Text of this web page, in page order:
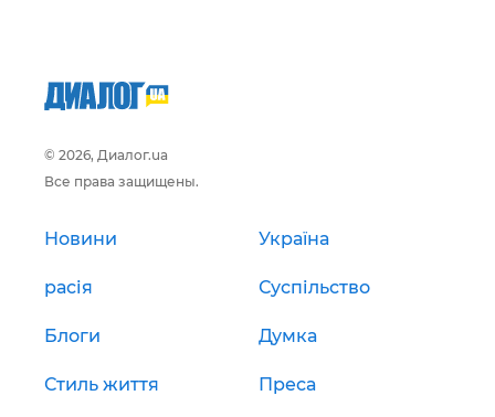
© 2026, Диалог.ua
Все права защищены.
Новини Україна
расія Суспільство
Блоги Думка
Стиль життя Преса